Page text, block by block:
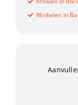
Winkelen in